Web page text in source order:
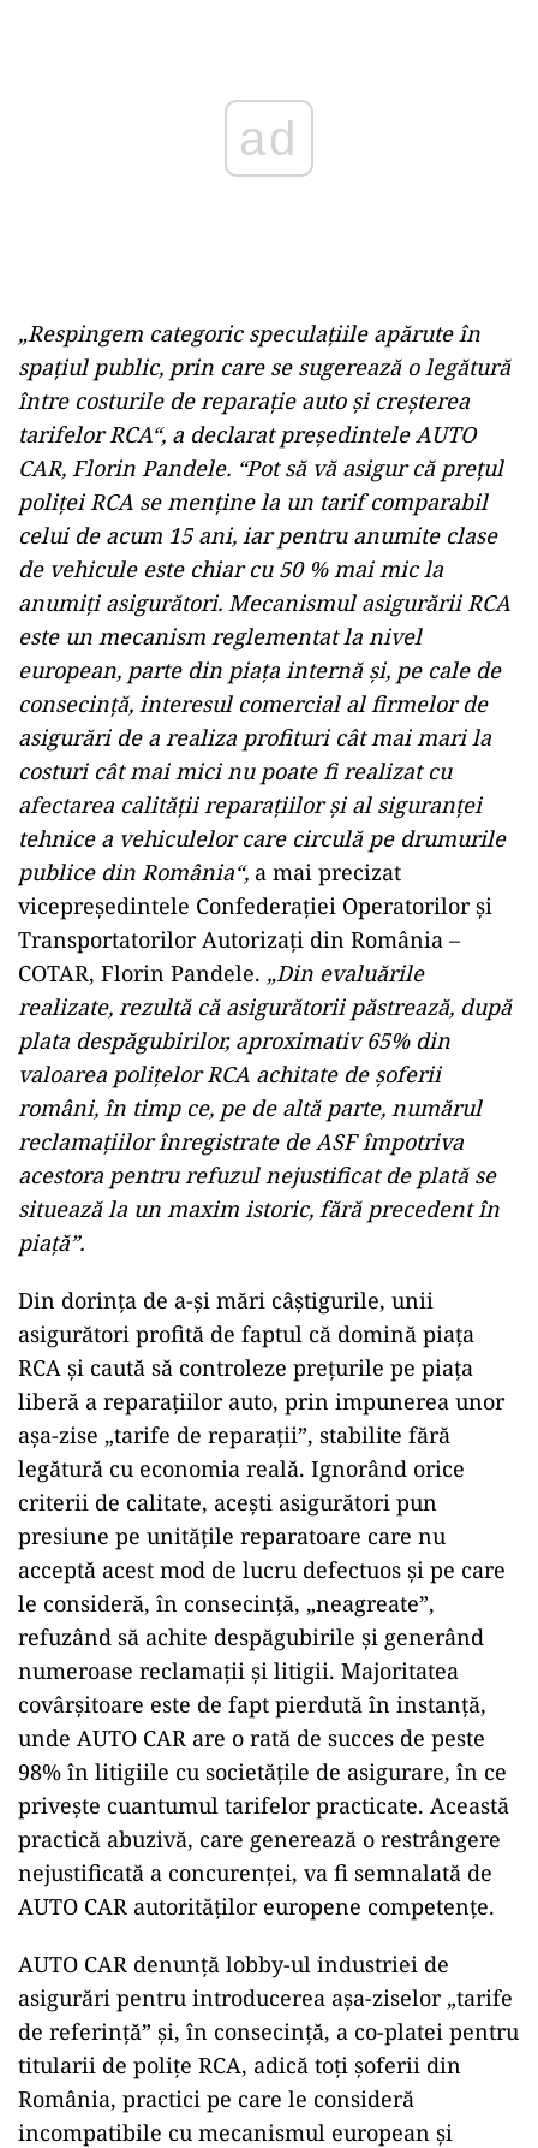
„Respingem categoric speculațiile apărute în
spațiul public, prin care se sugerează o legătură
între costurile de reparație auto și creșterea
tarifelor RCA“, a declarat președintele AUTO
CAR, Florin Pandele. “Pot să vă asigur că prețul
poliței RCA se menține la un tarif comparabil
celui de acum 15 ani, iar pentru anumite clase
de vehicule este chiar cu 50 % mai mic la
anumiți asigurători. Mecanismul asigurării RCA
este un mecanism reglementat la nivel
european, parte din piața internă și, pe cale de
consecință, interesul comercial al firmelor de
asigurări de a realiza profituri cât mai mari la
costuri cât mai mici nu poate fi realizat cu
afectarea calității reparațiilor și al siguranței
tehnice a vehiculelor care circulă pe drumurile
publice din România“, a mai precizat
vicepreședintele Confederației Operatorilor și
Transportatorilor Autorizați din România –
COTAR, Florin Pandele. „Din evaluările
realizate, rezultă că asigurătorii păstrează, după
plata despăgubirilor, aproximativ 65% din
valoarea polițelor RCA achitate de șoferii
români, în timp ce, pe de altă parte, numărul
reclamațiilor înregistrate de ASF împotriva
acestora pentru refuzul nejustificat de plată se
situează la un maxim istoric, fără precedent în
piață”.
Din dorința de a-și mări câștigurile, unii
asigurători profită de faptul că domină piața
RCA și caută să controleze prețurile pe piața
liberă a reparațiilor auto, prin impunerea unor
așa-zise „tarife de reparații”, stabilite fără
legătură cu economia reală. Ignorând orice
criterii de calitate, acești asigurători pun
presiune pe unitățile reparatoare care nu
acceptă acest mod de lucru defectuos și pe care
le consideră, în consecință, „neagreate”,
refuzând să achite despăgubirile și generând
numeroase reclamații și litigii. Majoritatea
covârșitoare este de fapt pierdută în instanță,
unde AUTO CAR are o rată de succes de peste
98% în litigiile cu societățile de asigurare, în ce
privește cuantumul tarifelor practicate. Această
practică abuzivă, care generează o restrângere
nejustificată a concurenței, va fi semnalată de
AUTO CAR autorităților europene competențe.
AUTO CAR denunță lobby-ul industriei de
asigurări pentru introducerea așa-ziselor „tarife
de referință” și, în consecință, a co-platei pentru
titularii de polițe RCA, adică toți șoferii din
România, practici pe care le consideră
incompatibile cu mecanismul european și